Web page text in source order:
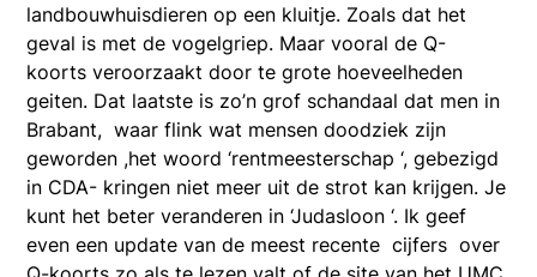
landbouwhuisdieren op een kluitje. Zoals dat het
geval is met de vogelgriep. Maar vooral de Q-
koorts veroorzaakt door te grote hoeveelheden
geiten. Dat laatste is zo’n grof schandaal dat men in
Brabant, waar flink wat mensen doodziek zijn
geworden ,het woord ‘rentmeesterschap ‘, gebezigd
in CDA- kringen niet meer uit de strot kan krijgen. Je
kunt het beter veranderen in ‘Judasloon ‘. Ik geef
even een update van de meest recente cijfers over